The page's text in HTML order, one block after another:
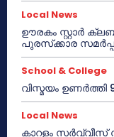
Local News
ഊരകം സ്റ്റാർ
പുരസ്‌ക്കാര
School & College
വിസ്മയം
Local News
കാറളം